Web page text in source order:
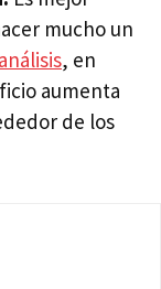
mucho un
, en
aumenta
de los